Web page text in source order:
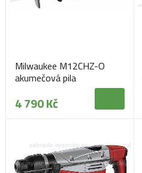
Milwaukee M12CHZ-O
akumečová pila
4 790 Kč